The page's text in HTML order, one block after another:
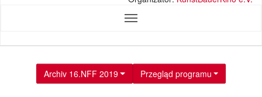
Archiv 16.NFF 2019 Przegląd programu